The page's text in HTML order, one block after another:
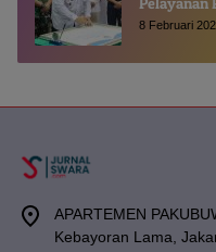
8 Februari
APARTEMEN
Kebayoran Lama,